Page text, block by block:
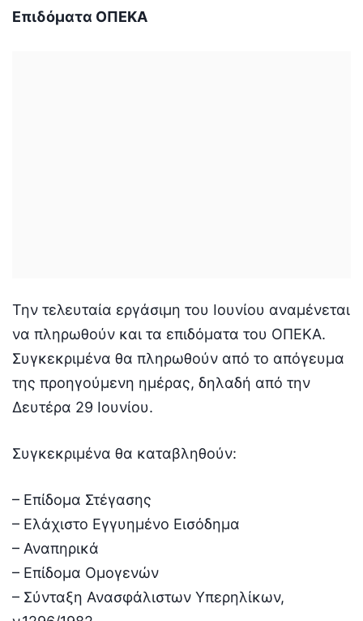
Επιδόματα ΟΠΕΚΑ
Την τελευταία εργάσιμη του Ιουνίου αναμένεται
να πληρωθούν και τα επιδόματα του ΟΠΕΚΑ.
Συγκεκριμένα θα πληρωθούν από το απόγευμα
της προηγούμενη ημέρας, δηλαδή από την
Δευτέρα 29 Ιουνίου.
Συγκεκριμένα θα καταβληθούν:
– Επίδομα Στέγασης
– Ελάχιστο Εγγυημένο Εισόδημα
– Αναπηρικά
– Επίδομα Ομογενών
– Σύνταξη Ανασφάλιστων Υπερηλίκων,